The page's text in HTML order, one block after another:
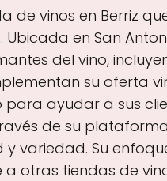
de vinos en Berriz
en San
del vino,
su oferta
ayudar a sus
de su
variedad. Su
otras tiendas de